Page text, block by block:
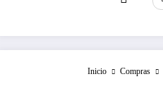
Inicio Compras